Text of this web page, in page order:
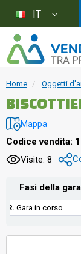
Home Oggetti
Mappa
Codice vendita:
Visite: 8
Fasi della
Gara in corso
IT